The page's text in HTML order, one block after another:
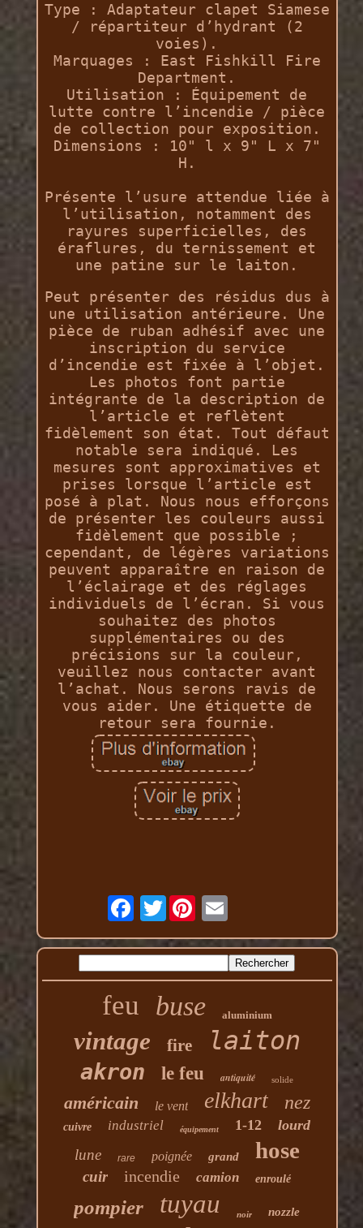
Type : Adaptateur clapet Siamese
/ répartiteur d’hydrant (2
voies).
Marquages : East Fishkill Fire
Department.
Utilisation : Équipement de
lutte contre l’incendie / pièce
de collection pour exposition.
Dimensions : 10" l x 9" L x 7"
H.
Présente l’usure attendue liée à
l’utilisation, notamment des
rayures superficielles, des
éraflures, du ternissement et
une patine sur le laiton.
Peut présenter des résidus dus à
une utilisation antérieure. Une
pièce de ruban adhésif avec une
inscription du service
d’incendie est fixée à l’objet.
Les photos font partie
intégrante de la description de
l’article et reflètent
fidèlement son état. Tout défaut
notable sera indiqué. Les
mesures sont approximatives et
prises lorsque l’article est
posé à plat. Nous nous efforçons
de présenter les couleurs aussi
fidèlement que possible ;
cependant, de légères variations
peuvent apparaître en raison de
l’éclairage et des réglages
individuels de l’écran. Si vous
souhaitez des photos
supplémentaires ou des
précisions sur la couleur,
veuillez nous contacter avant
l’achat. Nous serons ravis de
vous aider. Une étiquette de
retour sera fournie.
Twitter
feu buse aluminium
vintage fire laiton
akron le feu antiquité solide
américain le vent elkhart nez
cuivre industriel équipement 1-12 lourd
lune rare poignée grand hose
cuir incendie camion enroulé
pompier tuyau noir nozzle